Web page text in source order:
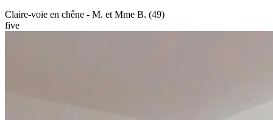
Claire-voie en chêne - M. et Mme B. (49)
five